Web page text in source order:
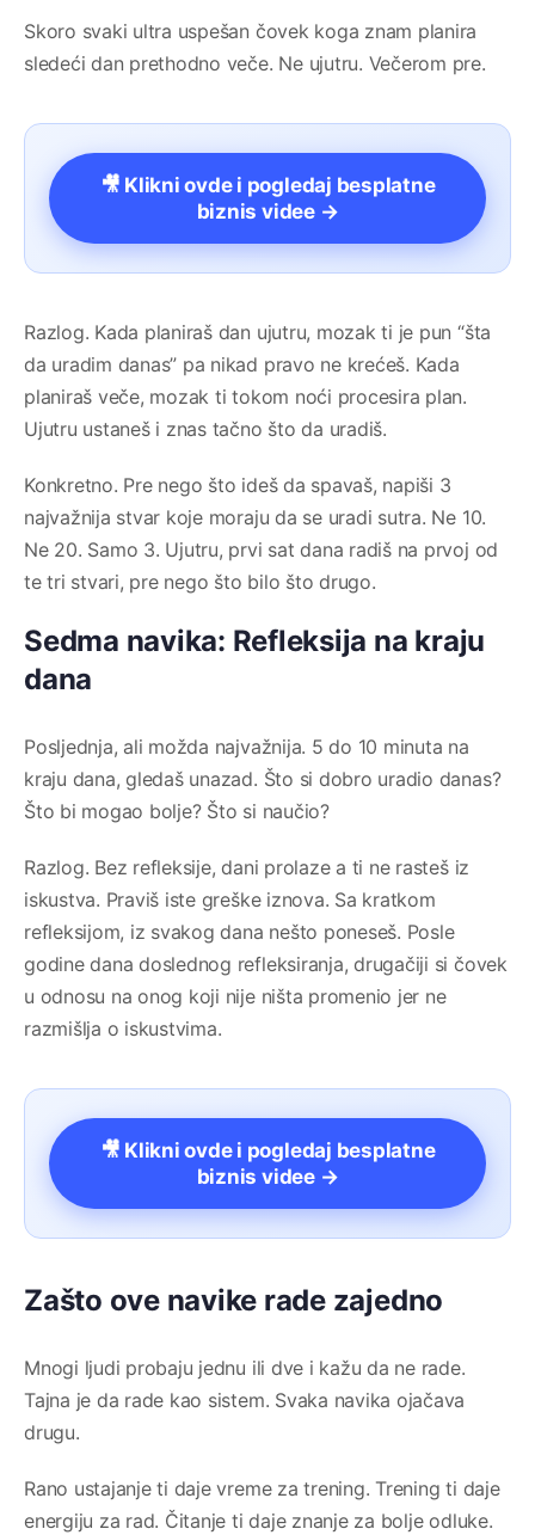
Skoro svaki ultra uspešan čovek koga znam planira
sledeći dan prethodno veče. Ne ujutru. Večerom pre.
🎥 Klikni ovde i pogledaj besplatne
biznis videe →
Razlog. Kada planiraš dan ujutru, mozak ti je pun “šta
da uradim danas” pa nikad pravo ne krećeš. Kada
planiraš veče, mozak ti tokom noći procesira plan.
Ujutru ustaneš i znas tačno što da uradiš.
Konkretno. Pre nego što ideš da spavaš, napiši 3
najvažnija stvar koje moraju da se uradi sutra. Ne 10.
Ne 20. Samo 3. Ujutru, prvi sat dana radiš na prvoj od
te tri stvari, pre nego što bilo što drugo.
Sedma navika: Refleksija na kraju
dana
Posljednja, ali možda najvažnija. 5 do 10 minuta na
kraju dana, gledaš unazad. Što si dobro uradio danas?
Što bi mogao bolje? Što si naučio?
Razlog. Bez refleksije, dani prolaze a ti ne rasteš iz
iskustva. Praviš iste greške iznova. Sa kratkom
refleksijom, iz svakog dana nešto poneseš. Posle
godine dana doslednog refleksiranja, drugačiji si čovek
u odnosu na onog koji nije ništa promenio jer ne
razmišlja o iskustvima.
🎥 Klikni ovde i pogledaj besplatne
biznis videe →
Zašto ove navike rade zajedno
Mnogi ljudi probaju jednu ili dve i kažu da ne rade.
Tajna je da rade kao sistem. Svaka navika ojačava
drugu.
Rano ustajanje ti daje vreme za trening. Trening ti daje
energiju za rad. Čitanje ti daje znanje za bolje odluke.